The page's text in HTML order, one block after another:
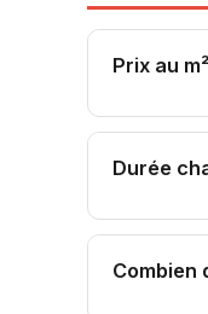
Prix au
Intérieur
Durée
T3 80 m²
Combien